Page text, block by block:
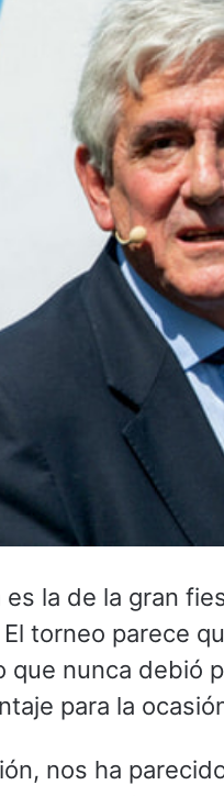
es la de la gran
El torneo parece
que nunca debió
para la
nos ha